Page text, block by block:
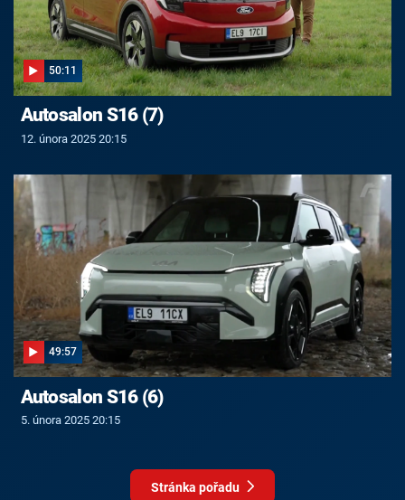
50:11
Autosalon S16 (7)
12. února 2025 20:15
49:57
Autosalon S16 (6)
5. února 2025 20:15
Stránka pořadu